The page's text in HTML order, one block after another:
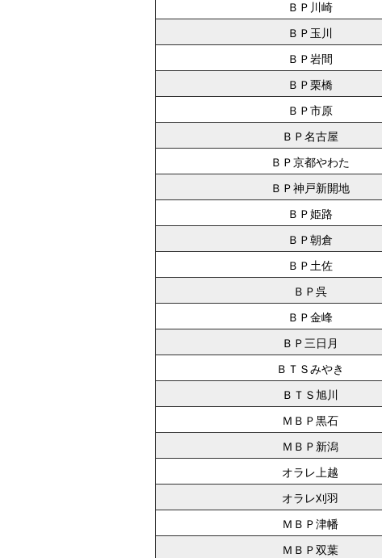
ＢＰ川崎
ＢＰ玉川
ＢＰ岩間
ＢＰ栗橋
ＢＰ市原
ＢＰ名古屋
ＢＰ京都やわた
ＢＰ神戸新開地
ＢＰ姫路
ＢＰ朝倉
ＢＰ土佐
ＢＰ呉
ＢＰ金峰
ＢＰ三日月
ＢＴＳみやき
ＢＴＳ旭川
ＭＢＰ黒石
ＭＢＰ新潟
オラレ上越
オラレ刈羽
ＭＢＰ津幡
ＭＢＰ双葉